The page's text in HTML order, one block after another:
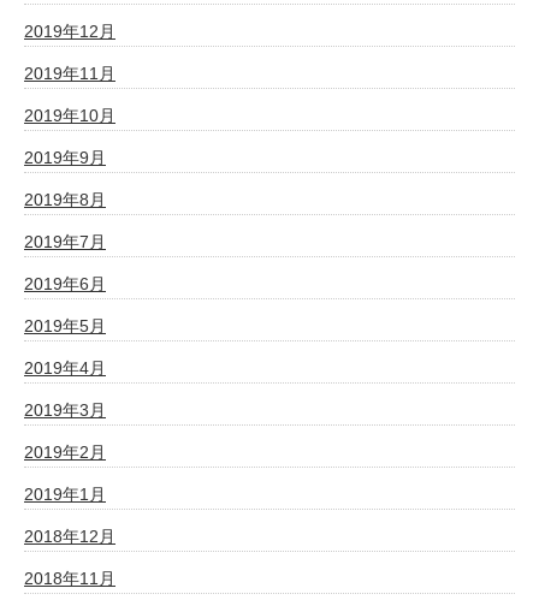
2019年12月
2019年11月
2019年10月
2019年9月
2019年8月
2019年7月
2019年6月
2019年5月
2019年4月
2019年3月
2019年2月
2019年1月
2018年12月
2018年11月